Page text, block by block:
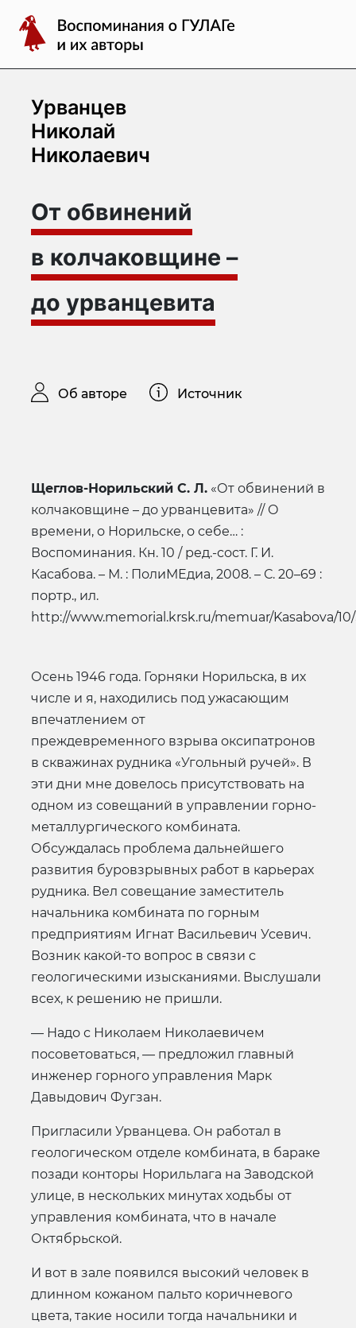
содержимому
Воспоминания
о
ГУЛАГе
их
авторы
Урванцев
Николай
Николаевич
От обвинений
в колчаковщине –
до урванцевита
Об авторе Источник
Щеглов-Норильский С. Л. «От обвинений в
колчаковщине – до урванцевита» // О
времени, о Норильске, о себе… :
Воспоминания. Кн. 10 / ред.-сост. Г. И.
Касабова. – М. : ПолиМЕдиа, 2008. – С. 20–69 :
портр., ил.
http://www.memorial.krsk.ru/memuar/Kasabova/
Осень 1946 года. Горняки Норильска, в их
числе и я, находились под ужасающим
впечатлением от
преждевременного взрыва оксипатронов
в скважинах рудника «Угольный ручей». В
эти дни мне довелось присутствовать на
одном из совещаний в управлении горно-
металлургического комбината.
Обсуждалась проблема дальнейшего
развития буровзрывных работ в карьерах
рудника. Вел совещание заместитель
начальника комбината по горным
предприятиям Игнат Васильевич Усевич.
Возник какой-то вопрос в связи с
геологическими изысканиями. Выслушали
всех, к решению не пришли.
— Надо с Николаем Николаевичем
посоветоваться, — предложил главный
инженер горного управления Марк
Давыдович Фугзан.
Пригласили Урванцева. Он работал в
геологическом отделе комбината, в бараке
позади конторы Норильлага на Заводской
улице, в нескольких минутах ходьбы от
управления комбината, что в начале
Октябрьской.
И вот в зале появился высокий человек в
длинном кожаном пальто коричневого
цвета, такие носили тогда начальники и